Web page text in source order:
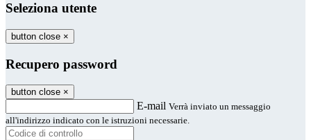
Seleziona utente
button close ×
Recupero password
button close ×
E-mail Verrà inviato un messaggio
all'indirizzo indicato con le istruzioni necessarie.